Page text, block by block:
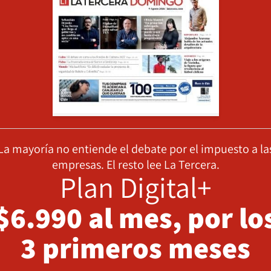
mayoría no entiende el debate por el impuesto a
empresas. El resto lee La Tercera.
Plan Digital+
al mes, por
3 primeros meses